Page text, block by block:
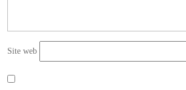
Site web